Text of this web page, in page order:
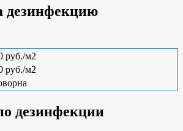
дезинфекцию
руб./м2
руб./м2
дезинфекции